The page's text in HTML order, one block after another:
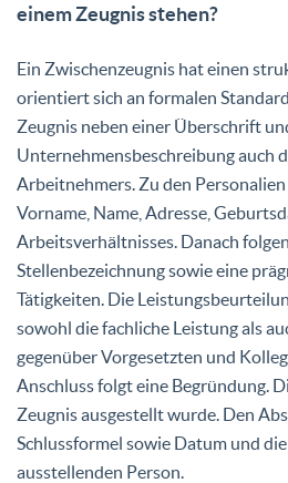
einem Zeugnis stehen?
Ein Zwischenzeugnis hat einen
orientiert sich an formalen
Zeugnis neben einer Überschrift
Unternehmensbeschreibung auch
Arbeitnehmers. Zu den
Vorname, Name, Adresse,
Arbeitsverhältnisses. Danach
Stellenbezeichnung sowie eine
Tätigkeiten. Die
sowohl die fachliche Leistung als
gegenüber Vorgesetzten und
Anschluss folgt eine Begründung.
Zeugnis ausgestellt wurde. Den
Schlussformel sowie Datum und
ausstellenden Person.